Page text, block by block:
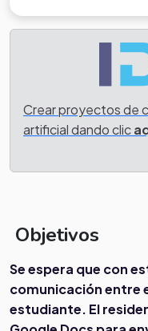
Crear proyectos de
artificial dando clic
Objetivos
Se espera que con
comunicación entre
estudiante. El